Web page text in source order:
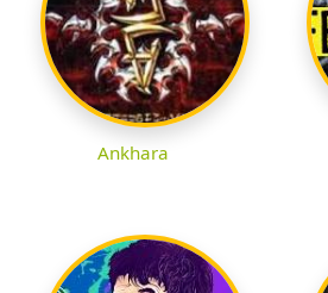
Ankhara